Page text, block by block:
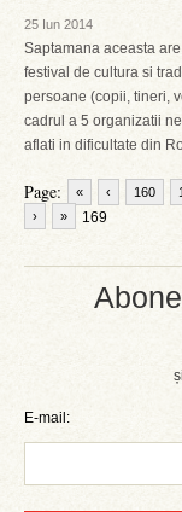
E-mail:
25 Iun 2014
Saptamana aceasta
festival de cultura si
persoane (copii, tineri,
cadrul a 5 organizatii
aflati in dificultate din
Page: « ‹ 160
169
› »